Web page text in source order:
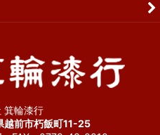
箕輪漆行
前市朽飯町11-25